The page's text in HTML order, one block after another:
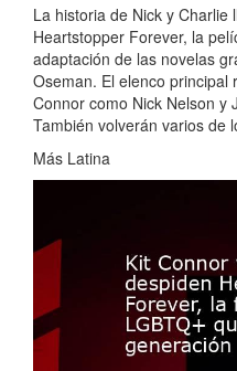
La historia de Nick y Charlie
Heartstopper Forever, la
adaptación de las novelas
Oseman. El elenco
Connor como Nick Nelson y
También volverán varios de
Más Latina